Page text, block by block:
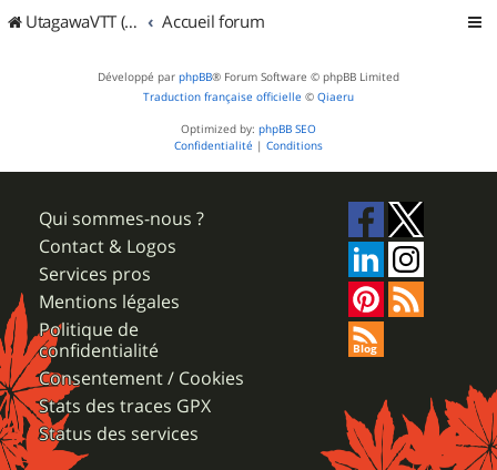
UtagawaVTT (Randos VTT et VTTAE avec traces GPS) Accueil forum
Développé par phpBB® Forum Software © phpBB Limited
Traduction française officielle © Qiaeru
Optimized by: phpBB SEO
Confidentialité | Conditions
Qui sommes-nous ?
Contact & Logos
Services pros
Mentions légales
Politique de
confidentialité
Consentement / Cookies
Stats des traces GPX
Status des services